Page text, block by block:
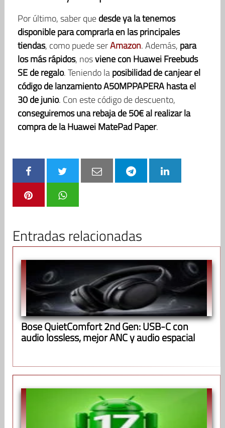
Por último, saber quedesde ya la tenemos
disponible para comprarla en las principales
tiendas, como puede serAmazon. Además, para
los más rápidos, nosviene con Huawei Freebuds
SE de regalo. Teniendo laposibilidad de canjear el
código de lanzamiento A50MPPAPERA hasta el
30 de junio. Con este código de descuento,
conseguiremos una rebaja de 50€ al realizar la
compra de la Huawei MatePad Paper.
Entradas relacionadas
Bose QuietComfort 2nd Gen: USB-C con
audio lossless, mejor ANC y audio espacial